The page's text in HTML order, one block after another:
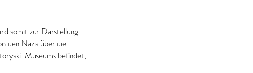
somit zur Darstellung
den Nazis über die
Museums befindet,